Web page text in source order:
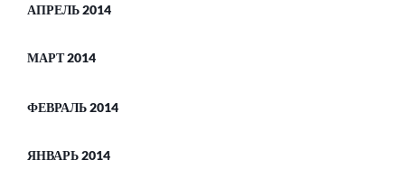
АПРЕЛЬ 2014
МАРТ 2014
ФЕВРАЛЬ 2014
ЯНВАРЬ 2014